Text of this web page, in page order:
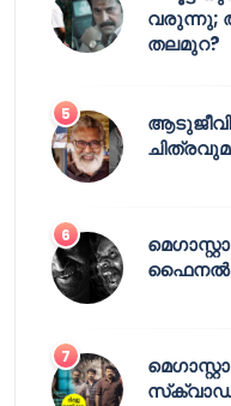
വരുന്നു;
തലമുറ?
ഫൈനൽ
സ്‌ക്വാഡ് ;